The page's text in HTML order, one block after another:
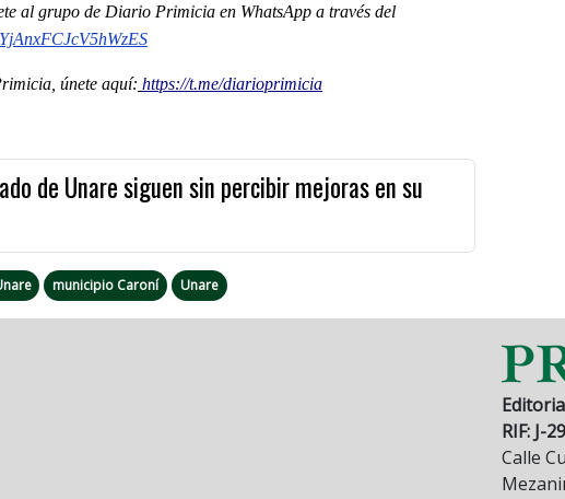
al grupo de Diario Primicia en WhatsApp a través del
únete aquí: https://t.me/diarioprimicia
de Unare siguen sin percibir mejoras en su
municipio Caroní Unare
RIF: J-
Calle